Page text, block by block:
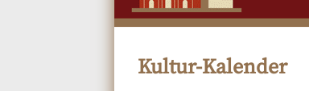
Kultur-Kalender